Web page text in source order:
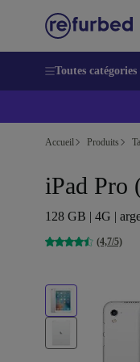
Toutes catégories
Accueil Produits
iPad Pro
128 GB | 4G |
(4,7/5)